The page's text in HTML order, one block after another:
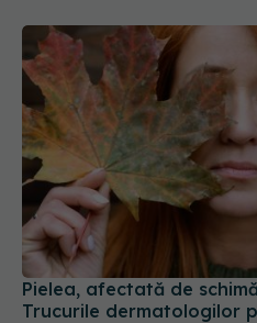
Pielea, afectată de
Trucurile dermatologilor